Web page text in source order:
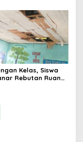
Kelas, Siswa
Rebutan Ruang